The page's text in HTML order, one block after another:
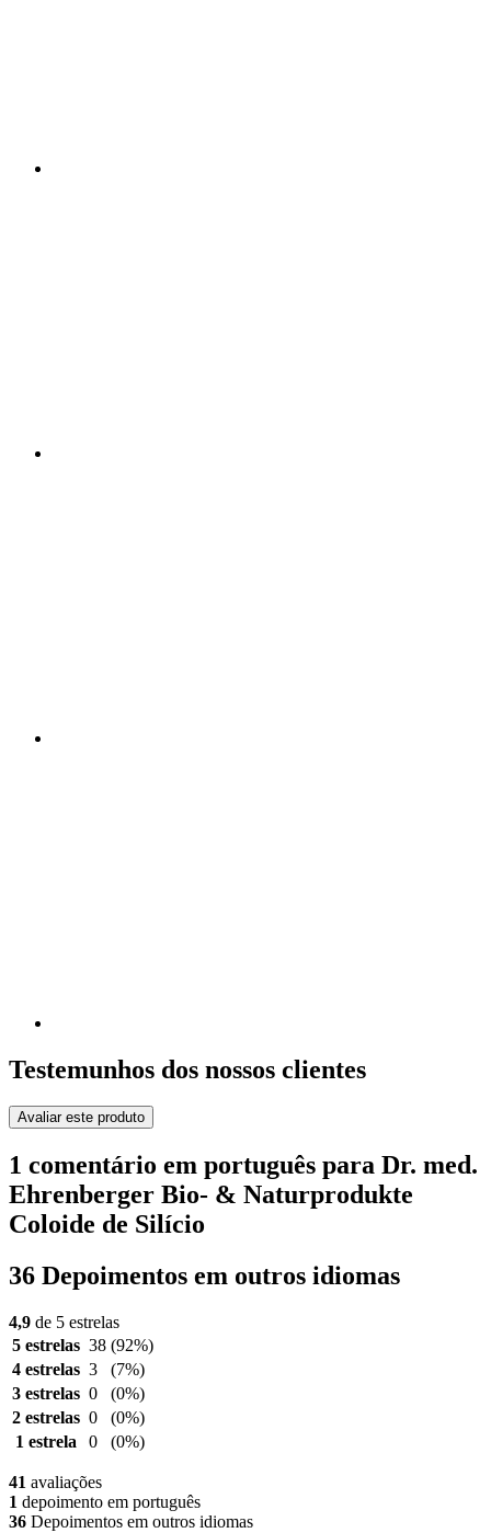
Testemunhos dos nossos clientes
Avaliar este produto
1 comentário em português para Dr. med.
Ehrenberger Bio- & Naturprodukte
Coloide de Silício
36 Depoimentos em outros idiomas
4,9 de 5 estrelas
5 estrelas 38 (92%)
4 estrelas 3
(7%)
3 estrelas 0
(0%)
2 estrelas 0
(0%)
1 estrela
0 (0%)
41 avaliações
1 depoimento em português
36 Depoimentos em outros idiomas